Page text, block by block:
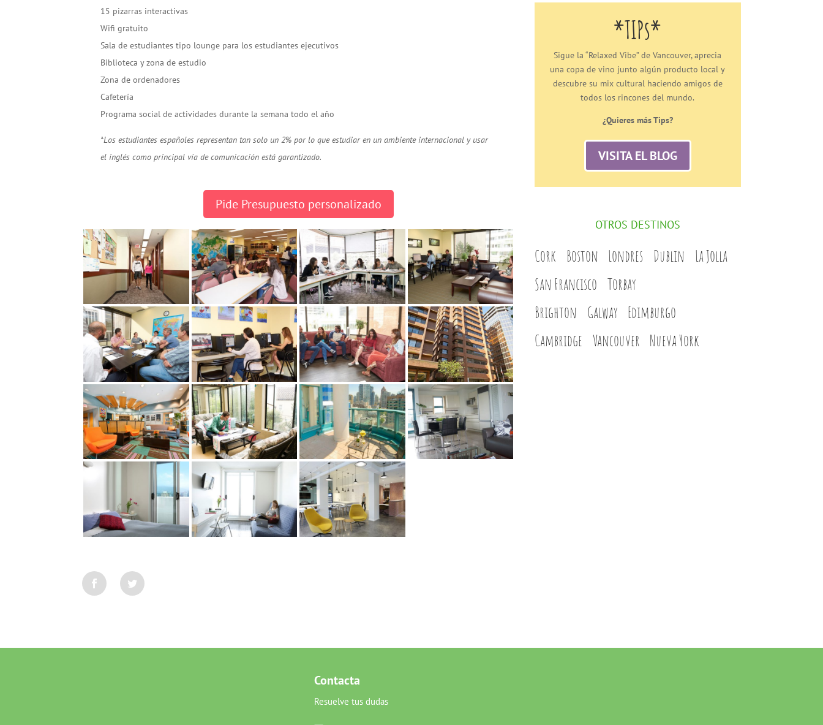
15 pizarras interactivas
Wifi gratuito
Sala de estudiantes tipo lounge para los estudiantes ejecutivos
Biblioteca y zona de estudio
Zona de ordenadores
Cafetería
Programa social de actividades durante la semana todo el año
*Los estudiantes españoles representan tan solo un 2% por lo que estudiar en un ambiente internacional y usar
el inglés como principal vía de comunicación está garantizado.
Pide Presupuesto personalizado
*TIPs*
Sigue la “Relaxed Vibe” de Vancouver, aprecia
una copa de vino junto algún producto local y
descubre su mix cultural haciendo amigos de
todos los rincones del mundo.
¿Quieres más Tips?
VISITA EL BLOG
OTROS DESTINOS
Cork Boston Londres Dublin La Jolla
San Francisco Torbay
Brighton Galway Edimburgo
Cambridge Vancouver Nueva York
Contacta
Resuelve tus dudas